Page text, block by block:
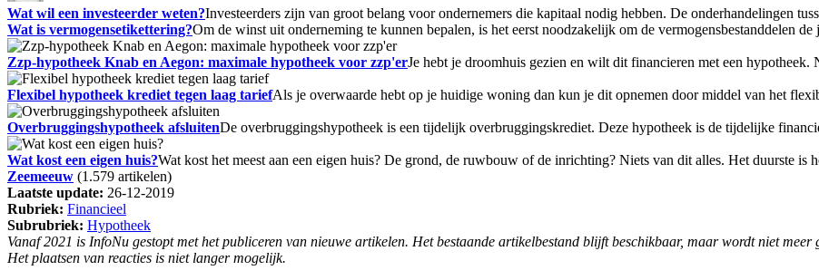
Wat wil een investeerder weten?Investeerders zijn van groot belang voor ondernemers die kapitaal nodig hebben. De onderhandelingen
Wat is vermogensetikettering?Om de winst uit onderneming te kunnen bepalen, is het eerst noodzakelijk om de vermogensbestanddelen
Zzp-hypotheek Knab en Aegon: maximale hypotheek voor zzp'erJe hebt je droomhuis gezien en wilt dit financieren met een
Flexibel hypotheek krediet tegen laag tariefAls je overwaarde hebt op je huidige woning dan kun je dit opnemen door middel van het
Overbruggingshypotheek afsluitenDe overbruggingshypotheek is een tijdelijk overbruggingskrediet. Deze hypotheek is de tijdelijke
Wat kost een eigen huis?Wat kost het meest aan een eigen huis? De grond, de ruwbouw of de inrichting? Niets van dit alles. Het duurste is
Zeemeeuw (1.579 artikelen)
Laatste update: 26-12-2019
Rubriek: Financieel
Subrubriek: Hypotheek
Vanaf 2021 is InfoNu gestopt met het publiceren van nieuwe artikelen. Het bestaande artikelbestand blijft beschikbaar, maar wordt niet
Het plaatsen van reacties is niet langer mogelijk.